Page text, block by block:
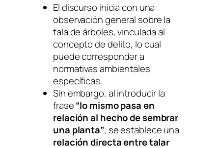
El discurso inicia con una
observación general sobre la
tala de árboles, vinculada al
concepto de delito, lo cual
puede corresponder a
normativas ambientales
específicas.
Sin embargo, al introducir la
frase“lo mismo pasa en
relación al hecho de sembrar
una planta”, se establece una
relación directa entre talar